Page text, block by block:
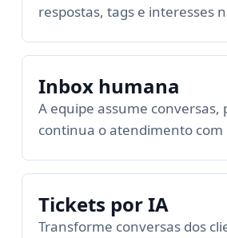
respostas, tags e interesses
Inbox humana
A equipe assume conversas,
continua o atendimento com
Tickets por IA
Transforme conversas dos